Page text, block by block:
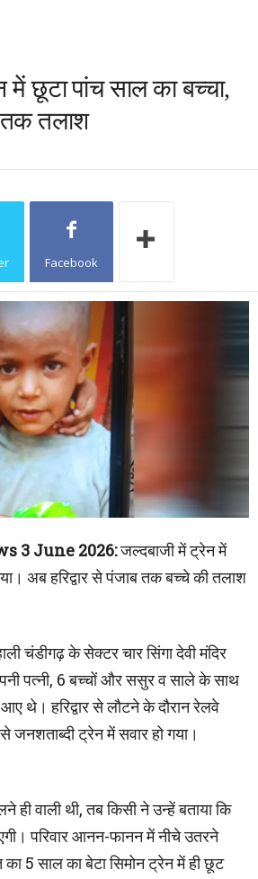
में छूटा पांच साल का बच्चा,
तक तलाश
Facebook
3 June 2026:जल्दबाजी में ट्रेन में
अब हरिद्वार से पंजाब तक बच्चे की तलाश
चंडीगढ़ के सेक्टर चार सिंगा देवी मंदिर
पत्नी, 6 बच्चों और ससुर व साले के साथ
आए थे। हरिद्वार से लौटने के दौरान रेलवे
जनशताब्दी ट्रेन में सवार हो गया।
वाली थी, तब किसी ने उन्हें बताया कि
परिवार आनन-फानन में नीचे उतरने
5 साल का बेटा सिमोन ट्रेन में ही छूट